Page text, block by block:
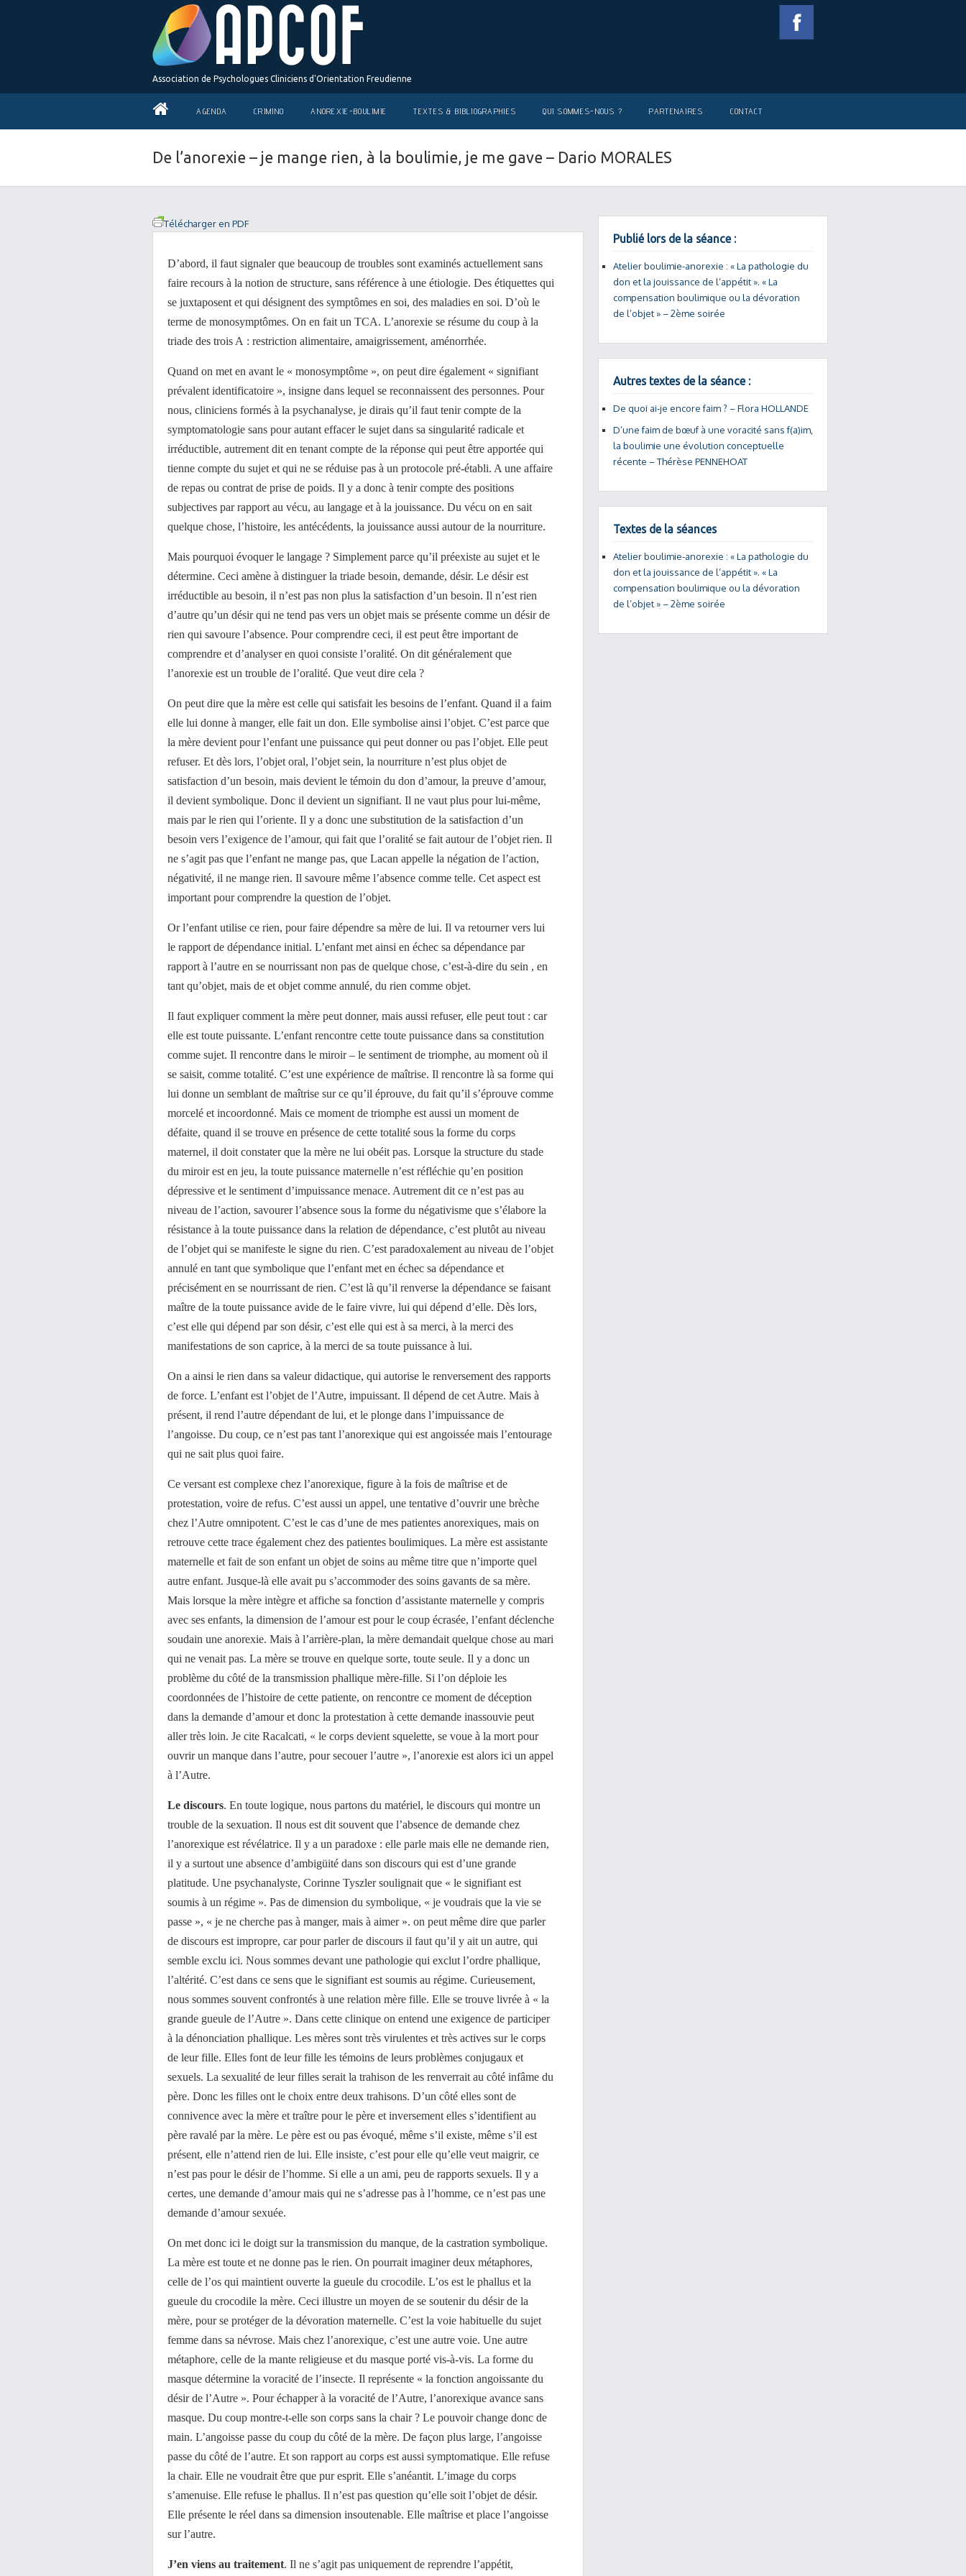
Association de Psychologues Cliniciens d'Orientation Freudienne
AGENDA CRIMINO ANOREXIE-BOULIMIE TEXTES & BIBLIOGRAPHIES QUI SOMMES-NOUS ? PARTENAIRES CONTACT
De l’anorexie – je mange rien, à la boulimie, je me gave – Dario MORALES
Télécharger en PDF
D’abord, il faut signaler que beaucoup de troubles sont examinés actuellement sans
faire recours à la notion de structure, sans référence à une étiologie. Des étiquettes qui
se juxtaposent et qui désignent des symptômes en soi, des maladies en soi. D’où le
terme de monosymptômes. On en fait un TCA. L’anorexie se résume du coup à la
triade des trois A : restriction alimentaire, amaigrissement, aménorrhée.
Quand on met en avant le « monosymptôme », on peut dire également « signifiant
prévalent identificatoire », insigne dans lequel se reconnaissent des personnes. Pour
nous, cliniciens formés à la psychanalyse, je dirais qu’il faut tenir compte de la
symptomatologie sans pour autant effacer le sujet dans sa singularité radicale et
irréductible, autrement dit en tenant compte de la réponse qui peut être apportée qui
tienne compte du sujet et qui ne se réduise pas à un protocole pré-établi. A une affaire
de repas ou contrat de prise de poids. Il y a donc à tenir compte des positions
subjectives par rapport au vécu, au langage et à la jouissance. Du vécu on en sait
quelque chose, l’histoire, les antécédents, la jouissance aussi autour de la nourriture.
Mais pourquoi évoquer le langage ? Simplement parce qu’il préexiste au sujet et le
détermine. Ceci amène à distinguer la triade besoin, demande, désir. Le désir est
irréductible au besoin, il n’est pas non plus la satisfaction d’un besoin. Il n’est rien
d’autre qu’un désir qui ne tend pas vers un objet mais se présente comme un désir de
rien qui savoure l’absence. Pour comprendre ceci, il est peut être important de
comprendre et d’analyser en quoi consiste l’oralité. On dit généralement que
l’anorexie est un trouble de l’oralité. Que veut dire cela ?
On peut dire que la mère est celle qui satisfait les besoins de l’enfant. Quand il a faim
elle lui donne à manger, elle fait un don. Elle symbolise ainsi l’objet. C’est parce que
la mère devient pour l’enfant une puissance qui peut donner ou pas l’objet. Elle peut
refuser. Et dès lors, l’objet oral, l’objet sein, la nourriture n’est plus objet de
satisfaction d’un besoin, mais devient le témoin du don d’amour, la preuve d’amour,
il devient symbolique. Donc il devient un signifiant. Il ne vaut plus pour lui-même,
mais par le rien qui l’oriente. Il y a donc une substitution de la satisfaction d’un
besoin vers l’exigence de l’amour, qui fait que l’oralité se fait autour de l’objet rien. Il
ne s’agit pas que l’enfant ne mange pas, que Lacan appelle la négation de l’action,
négativité, il ne mange rien. Il savoure même l’absence comme telle. Cet aspect est
important pour comprendre la question de l’objet.
Or l’enfant utilise ce rien, pour faire dépendre sa mère de lui. Il va retourner vers lui
le rapport de dépendance initial. L’enfant met ainsi en échec sa dépendance par
rapport à l’autre en se nourrissant non pas de quelque chose, c’est-à-dire du sein , en
tant qu’objet, mais de et objet comme annulé, du rien comme objet.
Il faut expliquer comment la mère peut donner, mais aussi refuser, elle peut tout : car
elle est toute puissante. L’enfant rencontre cette toute puissance dans sa constitution
comme sujet. Il rencontre dans le miroir – le sentiment de triomphe, au moment où il
se saisit, comme totalité. C’est une expérience de maîtrise. Il rencontre là sa forme qui
lui donne un semblant de maîtrise sur ce qu’il éprouve, du fait qu’il s’éprouve comme
morcelé et incoordonné. Mais ce moment de triomphe est aussi un moment de
défaite, quand il se trouve en présence de cette totalité sous la forme du corps
maternel, il doit constater que la mère ne lui obéit pas. Lorsque la structure du stade
du miroir est en jeu, la toute puissance maternelle n’est réfléchie qu’en position
dépressive et le sentiment d’impuissance menace. Autrement dit ce n’est pas au
niveau de l’action, savourer l’absence sous la forme du négativisme que s’élabore la
résistance à la toute puissance dans la relation de dépendance, c’est plutôt au niveau
de l’objet qui se manifeste le signe du rien. C’est paradoxalement au niveau de l’objet
annulé en tant que symbolique que l’enfant met en échec sa dépendance et
précisément en se nourrissant de rien. C’est là qu’il renverse la dépendance se faisant
maître de la toute puissance avide de le faire vivre, lui qui dépend d’elle. Dès lors,
c’est elle qui dépend par son désir, c’est elle qui est à sa merci, à la merci des
manifestations de son caprice, à la merci de sa toute puissance à lui.
On a ainsi le rien dans sa valeur didactique, qui autorise le renversement des rapports
de force. L’enfant est l’objet de l’Autre, impuissant. Il dépend de cet Autre. Mais à
présent, il rend l’autre dépendant de lui, et le plonge dans l’impuissance de
l’angoisse. Du coup, ce n’est pas tant l’anorexique qui est angoissée mais l’entourage
qui ne sait plus quoi faire.
Ce versant est complexe chez l’anorexique, figure à la fois de maîtrise et de
protestation, voire de refus. C’est aussi un appel, une tentative d’ouvrir une brèche
chez l’Autre omnipotent. C’est le cas d’une de mes patientes anorexiques, mais on
retrouve cette trace également chez des patientes boulimiques. La mère est assistante
maternelle et fait de son enfant un objet de soins au même titre que n’importe quel
autre enfant. Jusque-là elle avait pu s’accommoder des soins gavants de sa mère.
Mais lorsque la mère intègre et affiche sa fonction d’assistante maternelle y compris
avec ses enfants, la dimension de l’amour est pour le coup écrasée, l’enfant déclenche
soudain une anorexie. Mais à l’arrière-plan, la mère demandait quelque chose au mari
qui ne venait pas. La mère se trouve en quelque sorte, toute seule. Il y a donc un
problème du côté de la transmission phallique mère-fille. Si l’on déploie les
coordonnées de l’histoire de cette patiente, on rencontre ce moment de déception
dans la demande d’amour et donc la protestation à cette demande inassouvie peut
aller très loin. Je cite Racalcati, « le corps devient squelette, se voue à la mort pour
ouvrir un manque dans l’autre, pour secouer l’autre », l’anorexie est alors ici un appel
à l’Autre.
Le discours. En toute logique, nous partons du matériel, le discours qui montre un
trouble de la sexuation. Il nous est dit souvent que l’absence de demande chez
l’anorexique est révélatrice. Il y a un paradoxe : elle parle mais elle ne demande rien,
il y a surtout une absence d’ambigüité dans son discours qui est d’une grande
platitude. Une psychanalyste, Corinne Tyszler soulignait que « le signifiant est
soumis à un régime ». Pas de dimension du symbolique, « je voudrais que la vie se
passe », « je ne cherche pas à manger, mais à aimer ». on peut même dire que parler
de discours est impropre, car pour parler de discours il faut qu’il y ait un autre, qui
semble exclu ici. Nous sommes devant une pathologie qui exclut l’ordre phallique,
l’altérité. C’est dans ce sens que le signifiant est soumis au régime. Curieusement,
nous sommes souvent confrontés à une relation mère fille. Elle se trouve livrée à « la
grande gueule de l’Autre ». Dans cette clinique on entend une exigence de participer
à la dénonciation phallique. Les mères sont très virulentes et très actives sur le corps
de leur fille. Elles font de leur fille les témoins de leurs problèmes conjugaux et
sexuels. La sexualité de leur filles serait la trahison de les renverrait au côté infâme du
père. Donc les filles ont le choix entre deux trahisons. D’un côté elles sont de
connivence avec la mère et traître pour le père et inversement elles s’identifient au
père ravalé par la mère. Le père est ou pas évoqué, même s’il existe, même s’il est
présent, elle n’attend rien de lui. Elle insiste, c’est pour elle qu’elle veut maigrir, ce
n’est pas pour le désir de l’homme. Si elle a un ami, peu de rapports sexuels. Il y a
certes, une demande d’amour mais qui ne s’adresse pas à l’homme, ce n’est pas une
demande d’amour sexuée.
On met donc ici le doigt sur la transmission du manque, de la castration symbolique.
La mère est toute et ne donne pas le rien. On pourrait imaginer deux métaphores,
celle de l’os qui maintient ouverte la gueule du crocodile. L’os est le phallus et la
gueule du crocodile la mère. Ceci illustre un moyen de se soutenir du désir de la
mère, pour se protéger de la dévoration maternelle. C’est la voie habituelle du sujet
femme dans sa névrose. Mais chez l’anorexique, c’est une autre voie. Une autre
métaphore, celle de la mante religieuse et du masque porté vis-à-vis. La forme du
masque détermine la voracité de l’insecte. Il représente « la fonction angoissante du
désir de l’Autre ». Pour échapper à la voracité de l’Autre, l’anorexique avance sans
masque. Du coup montre-t-elle son corps sans la chair ? Le pouvoir change donc de
main. L’angoisse passe du coup du côté de la mère. De façon plus large, l’angoisse
passe du côté de l’autre. Et son rapport au corps est aussi symptomatique. Elle refuse
la chair. Elle ne voudrait être que pur esprit. Elle s’anéantit. L’image du corps
s’amenuise. Elle refuse le phallus. Il n’est pas question qu’elle soit l’objet de désir.
Elle présente le réel dans sa dimension insoutenable. Elle maîtrise et place l’angoisse
sur l’autre.
J’en viens au traitement. Il ne s’agit pas uniquement de reprendre l’appétit,
Publié lors de la séance :
Atelier boulimie-anorexie : « La pathologie du
don et la jouissance de l’appétit ». « La
compensation boulimique ou la dévoration
de l’objet » – 2ème soirée
Autres textes de la séance :
De quoi ai-je encore faim ? – Flora HOLLANDE
D’une faim de bœuf à une voracité sans f(a)im,
la boulimie une évolution conceptuelle
récente – Thérèse PENNEHOAT
Textes de la séances
Atelier boulimie-anorexie : « La pathologie du
don et la jouissance de l’appétit ». « La
compensation boulimique ou la dévoration
de l’objet » – 2ème soirée